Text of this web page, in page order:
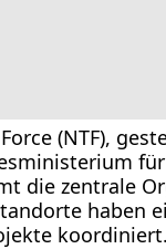
(NTF),
die zentrale
haben
koordiniert.